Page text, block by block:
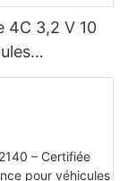
4C 3,2 V 10